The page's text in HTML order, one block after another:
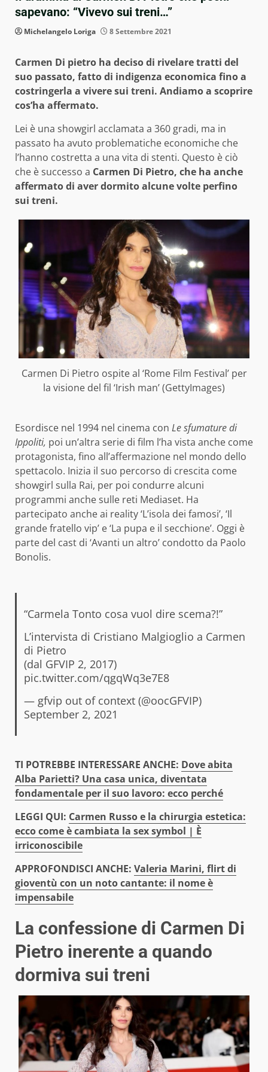
sapevano: “Vivevo sui treni…”
Michelangelo Loriga 8 Settembre 2021
Carmen Di pietro ha deciso di rivelare tratti del
suo passato, fatto di indigenza economica fino a
costringerla a vivere sui treni. Andiamo a scoprire
cos’ha affermato.
Lei è una showgirl acclamata a 360 gradi, ma in
passato ha avuto problematiche economiche che
l’hanno costretta a una vita di stenti. Questo è ciò
che è successo a Carmen Di Pietro, che ha anche
affermato di aver dormito alcune volte perfino
sui treni.
Carmen Di Pietro ospite al ‘Rome Film Festival’ per
la visione del fil ‘Irish man’ (GettyImages)
Esordisce nel 1994 nel cinema con Le sfumature di
Ippoliti, poi un’altra serie di film l’ha vista anche come
protagonista, fino all’affermazione nel mondo dello
spettacolo. Inizia il suo percorso di crescita come
showgirl sulla Rai, per poi condurre alcuni
programmi anche sulle reti Mediaset. Ha
partecipato anche ai reality ‘L’isola dei famosi’, ‘Il
grande fratello vip’ e ‘La pupa e il secchione’. Oggi è
parte del cast di ‘Avanti un altro’ condotto da Paolo
Bonolis.
“Carmela Tonto cosa vuol dire scema?!”
L’intervista di Cristiano Malgioglio a Carmen
di Pietro
(dal GFVIP 2, 2017)
pic.twitter.com/qgqWq3e7E8
— gfvip out of context (@oocGFVIP)
September 2, 2021
TI POTREBBE INTERESSARE ANCHE: Dove abita
Alba Parietti? Una casa unica, diventata
fondamentale per il suo lavoro: ecco perché
LEGGI QUI: Carmen Russo e la chirurgia estetica:
ecco come è cambiata la sex symbol | È
irriconoscibile
APPROFONDISCI ANCHE: Valeria Marini, flirt di
gioventù con un noto cantante: il nome è
impensabile
La confessione di Carmen Di
Pietro inerente a quando
dormiva sui treni